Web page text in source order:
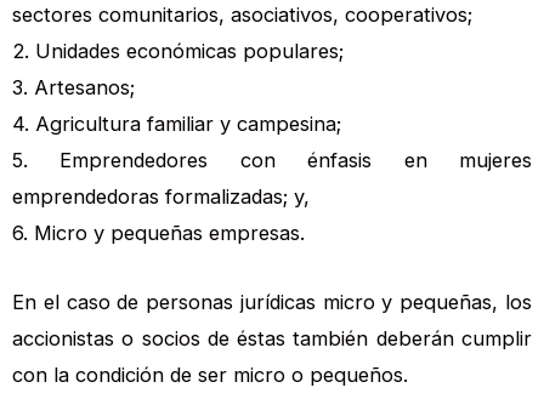
sectores comunitarios, asociativos, cooperativos;
2. Unidades económicas populares;
3. Artesanos;
4. Agricultura familiar y campesina;
5. Emprendedores con énfasis en mujeres
emprendedoras formalizadas; y,
6. Micro y pequeñas empresas.
En el caso de personas jurídicas micro y pequeñas, los
accionistas o socios de éstas también deberán cumplir
con la condición de ser micro o pequeños.